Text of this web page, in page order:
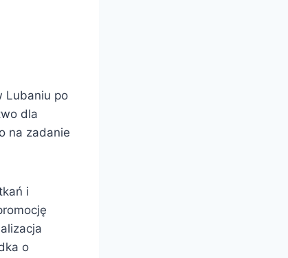
Lubaniu po
dla
na zadanie
i
o